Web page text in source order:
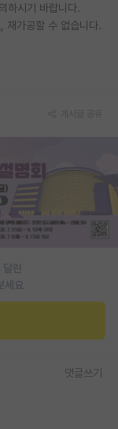
하시기 바랍니다.
재가공할 수 없습니다.
린
세요
댓글쓰기